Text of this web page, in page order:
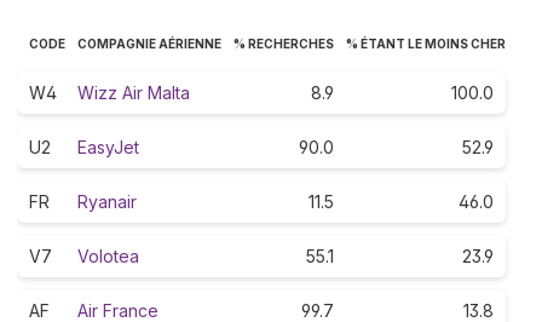
CODE COMPAGNIE AÉRIENNE % RECHERCHES % ÉTANT LE MOINS CHER
W4 Wizz Air Malta 8.9 100.0
U2 EasyJet 90.0 52.9
FR Ryanair 11.5 46.0
V7 Volotea 55.1 23.9
AF Air France 99.7 13.8